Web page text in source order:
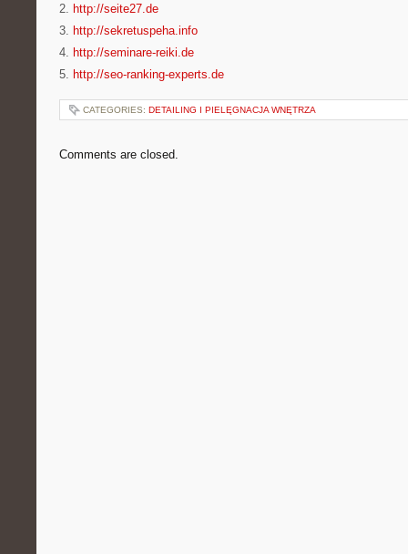
2. http://seite27.de
3. http://sekretuspeha.info
4. http://seminare-reiki.de
5. http://seo-ranking-experts.de
CATEGORIES: DETAILING I PIELĘGNACJA WNĘTRZA
Comments are closed.